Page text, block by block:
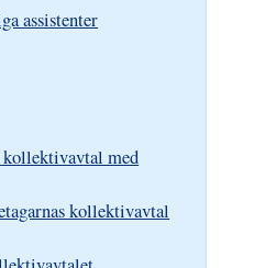
assistenter
med
kollektivavtal